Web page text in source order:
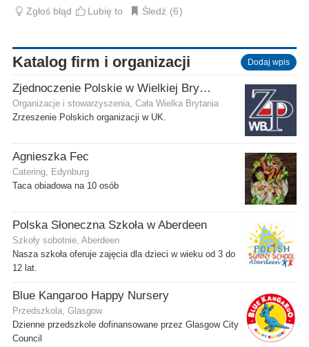
Zgłoś błąd Lubię to Śledź 6
Katalog firm i organizacji Dodaj wpis
Zjednoczenie Polskie w Wielkiej Brytanii
Organizacje i stowarzyszenia, Cała Wielka Brytania
Zrzeszenie Polskich organizacji w UK.
Agnieszka Fec
Catering, Edynburg
Taca obiadowa na 10 osób
Polska Słoneczna Szkoła w Aberdeen
Szkoły sobotnie, Aberdeen
Nasza szkoła oferuje zajęcia dla dzieci w wieku od 3 do
12 lat.
Blue Kangaroo Happy Nursery
Przedszkola, Glasgow
Dzienne przedszkole dofinansowane przez Glasgow City
Council